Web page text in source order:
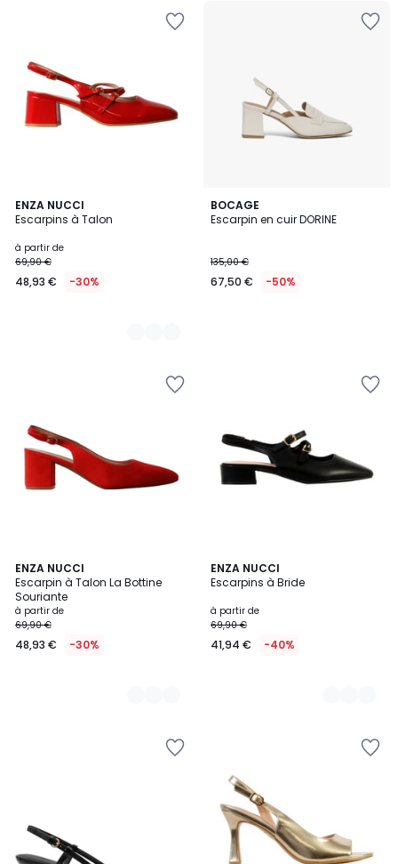
ENZA NUCCI
Escarpins à Talon
à partir de
69,90 €
48,93 € -30%
3
Couleurs
BOCAGE
Escarpin en cuir DORINE
135,00 €
67,50 € -50%
ENZA NUCCI
Escarpin à Talon La Bottine
Souriante
à partir de
69,90 €
48,93 € -30%
5
Couleurs
ENZA NUCCI
Escarpins à Bride
à partir de
69,90 €
41,94 € -40%
2
Couleurs